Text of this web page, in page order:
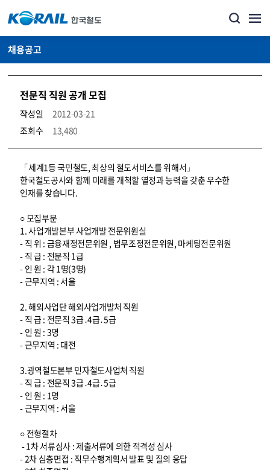
채용공고
전문직 직원 공개 모집
작성일
2012-03-21
조회수
13,480
코레일소개_경영공시_채용공고 상세보기 – 내용, 파일, 담당자 연락처로 구성
「세계1등 국민철도, 최상의 철도서비스를 위해서」
한국철도공사와 함께 미래를 개척할 열정과 능력을 갖춘 우수한
인재를 찾습니다.
○ 모집부문
1. 사업개발본부 사업개발 전문위원실
- 직 위 : 금융재정전문위원 , 법무조정전문위원, 마케팅전문위원
- 직 급 : 전문직 1급
- 인 원 : 각 1명(3명)
- 근무지역 : 서울
2. 해외사업단 해외사업개발처 직원
- 직 급 : 전문직 3급․4급․5급
- 인 원 : 3명
- 근무지역 : 대전
3.광역철도본부 민자철도사업처 직원
- 직 급 : 전문직 3급․4급․5급
- 인 원 : 1명
- 근무지역 : 서울
○ 전형절차
- 1차 서류심사 : 제출서류에 의한 적격성 심사
- 2차 심층면접 : 직무수행계획서 발표 및 질의 응답